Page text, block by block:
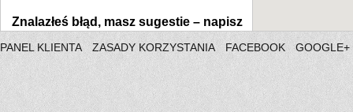
Znalazłeś błąd, masz sugestie – napisz
PANEL KLIENTA ZASADY KORZYSTANIA FACEBOOK GOOGLE+